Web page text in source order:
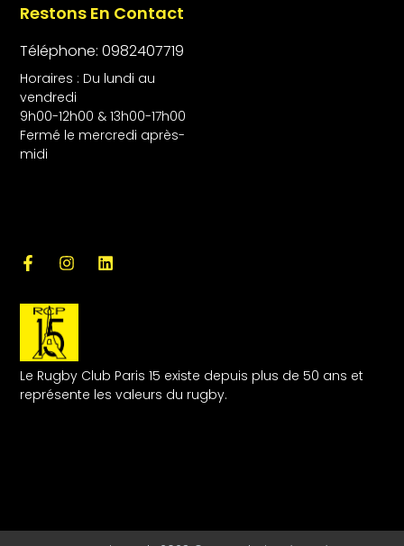
Le Rugby Club Paris 15 existe depuis plus de 50 ans et
représente les valeurs du rugby.
Restons En Contact
Téléphone: 0982407719
Horaires : Du lundi au
vendredi
9h00-12h00 & 13h00-17h00
Fermé le mercredi après-
midi